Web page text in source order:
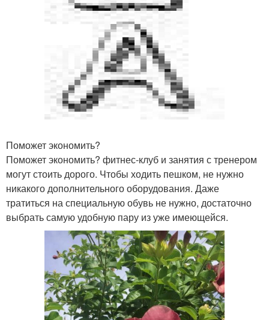
Поможет экономить?
Поможет экономить? фитнес-клуб и занятия с тренером
могут стоить дорого. Чтобы ходить пешком, не нужно
никакого дополнительного оборудования. Даже
тратиться на специальную обувь не нужно, достаточно
выбрать самую удобную пару из уже имеющейся.